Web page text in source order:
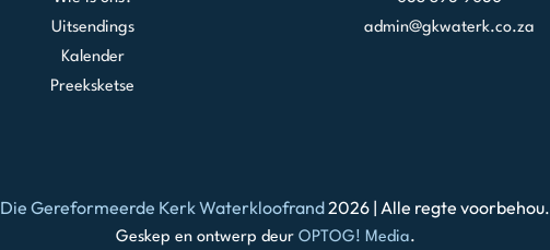
Uitsendings
Kalender
Preeksketse
admin@gkwaterk.co.za
Die Gereformeerde Kerk Waterkloofrand2026 | Alle regte voorbehou.
Geskep en ontwerp deur OPTOG! Media.